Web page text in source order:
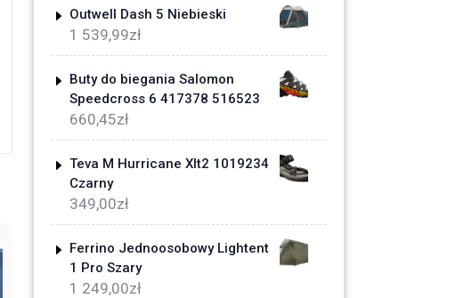
Outwell Dash 5 Niebieski
1 539,99zł
Buty do biegania Salomon
Speedcross 6 417378 516523
660,45zł
Teva M Hurricane Xlt2 1019234
Czarny
349,00zł
Ferrino Jednoosobowy Lightent
1 Pro Szary
1 249,00zł